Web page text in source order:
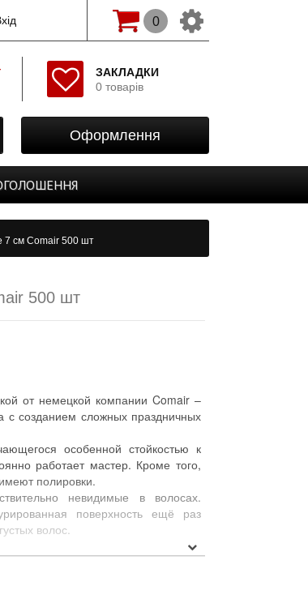
Оформлення
ЗАКЛАДКИ
0 товарів
0
Початок
Реєстрація
Закладки
7 см Comair 500 шт
500 шт
от немецкой компании Comair –
с созданием сложных праздничных
особенной стойкостью к
работает мастер. Кроме того,
полировки.
невидимые в волосах.
поверхность ещё раз
волос.